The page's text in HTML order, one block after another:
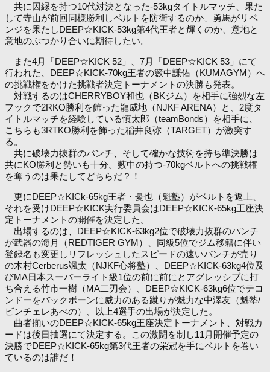
共に因縁を持つ10代対決となった-53kgタイトルマッチ、果た
して寺山が前回同様勝利しベルトを防衛するのか、勇馬がリベ
ンジを果たしDEEP☆KICK-53kg第4代王者と輝くのか、意地と
意地のぶつかり合いに期待したい。
また4月「DEEP☆KICK 52」、7月「DEEP☆KICK 53」にて
行われた、DEEP☆KICK-70kg王者の籔中謙佑（KUMAGYM）へ
の挑戦権をかけた挑戦者決定トーナメントの決勝も発表。
対戦するのはCHERRYBOY和也（BKジム）を相手に強烈な左
フックで2RKO勝利を飾った龍威地（NJKF ARENA）と、2度タ
イトルマッチを経験している慎太郎（teamBonds）を相手に、
こちらも3RTKO勝利を飾った稲井良弥（TARGET）が激突す
る。
共に破壊力抜群のパンチ、そして確かな技術を持ち準決勝は
共にKO勝利と勢いも十分。藪中の持つ-70kgベルトへの挑戦権
を奪うのは果たしてどちらだ？！
更にDEEP☆KICk-65kg王者・憂也（魁塾）がベルトを返上、
それを受けDEEP☆KICK実行委員会はDEEP☆KICK-65kg王座決
定トーナメントの開催を決定した。
出場するのは、DEEP☆KICK-63kg2位で破壊力抜群のパンチ
が武器の海月（REDTIGER GYM）、同級5位でジム移籍に伴い
登録名も変更しリフレッシュしたスピードの速いパンチが売り
の木村Cerberus颯太（NJKF心将塾）、DEEP☆KICK-63kg4位及
びMA日本スーパーライト級1位の前に前にとアグレッシブに打
ち合える竹市一樹（MA二刃会）、DEEP☆KICK-63kg6位でテコ
ンドーをバックボーンに威力のある蹴りが魅力な中澤友（魁塾/
ビンチェレあべの）、以上4選手の出場が決定した。
曲者揃いのDEEP☆KICK-65kg王座決定トーナメント、対戦カ
ードは後日抽選にて決定する。この激闘を制し11月開催予定の
決勝でDEEP☆KICK-65kg第3代王者の栄冠を手にベルトを巻い
ているのは誰だ！